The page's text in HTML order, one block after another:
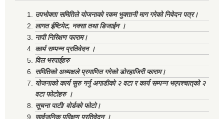
उपभोक्ता समितिले योजनाको रकम भुक्तानी माग गरेको निवेदन पत्र।
लागत ईष्टिमेट, नक्सा तथा डिजाईन ।
नापी निरिक्षण फाराम।
कार्य सम्पन्न प्रतिवेदन ।
विल भरपाईहरु
समितिको अध्यक्षले प्रमाणित गरेको डोरहाजिरी फाराम।
योजनाको कार्य सुरु गर्नु अगाडीको २ वटा र कार्य सम्पन्न भएपश्चात्‌को २
वटा फोटोहरु ।
सूचना पाटी/ वोर्डको फोटो।
सार्वजनिक परिक्षण प्रतिवेदन ।